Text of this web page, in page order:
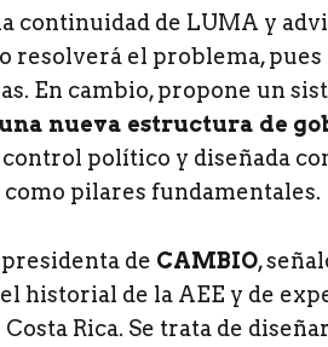
continuidad de LUMA y
resolverá el problema,
En cambio, propone un
nueva estructura de
político y diseñada
pilares fundamentales.
presidenta de CAMBIO,
historial de la AEE y de
Rica. Se trata de